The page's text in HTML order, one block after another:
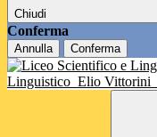
Chiudi
Conferma
Annulla Conferma
Linguistico Elio Vittorini